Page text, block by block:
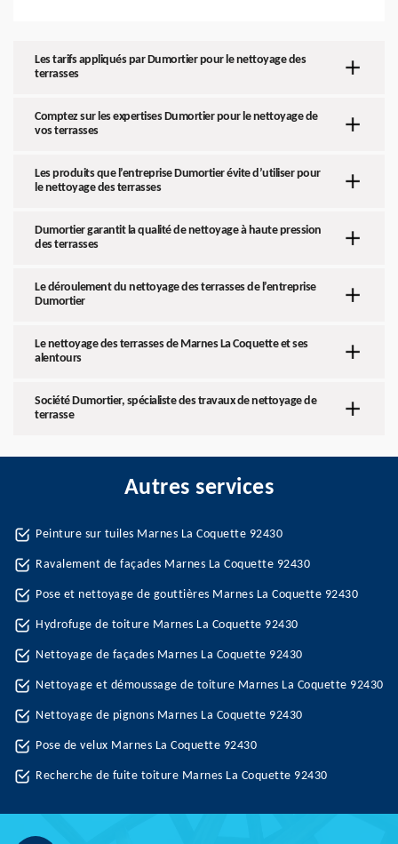
Les tarifs appliqués par Dumortier pour le nettoyage des
terrasses
Comptez sur les expertises Dumortier pour le nettoyage de
vos terrasses
Les produits que l’entreprise Dumortier évite d’utiliser pour
le nettoyage des terrasses
Dumortier garantit la qualité de nettoyage à haute pression
des terrasses
Le déroulement du nettoyage des terrasses de l’entreprise
Dumortier
Le nettoyage des terrasses de Marnes La Coquette et ses
alentours
Société Dumortier, spécialiste des travaux de nettoyage de
terrasse
Autres services
Peinture sur tuiles Marnes La Coquette 92430
Ravalement de façades Marnes La Coquette 92430
Pose et nettoyage de gouttières Marnes La Coquette 92430
Hydrofuge de toiture Marnes La Coquette 92430
Nettoyage de façades Marnes La Coquette 92430
Nettoyage et démoussage de toiture Marnes La Coquette 92430
Nettoyage de pignons Marnes La Coquette 92430
Pose de velux Marnes La Coquette 92430
Recherche de fuite toiture Marnes La Coquette 92430